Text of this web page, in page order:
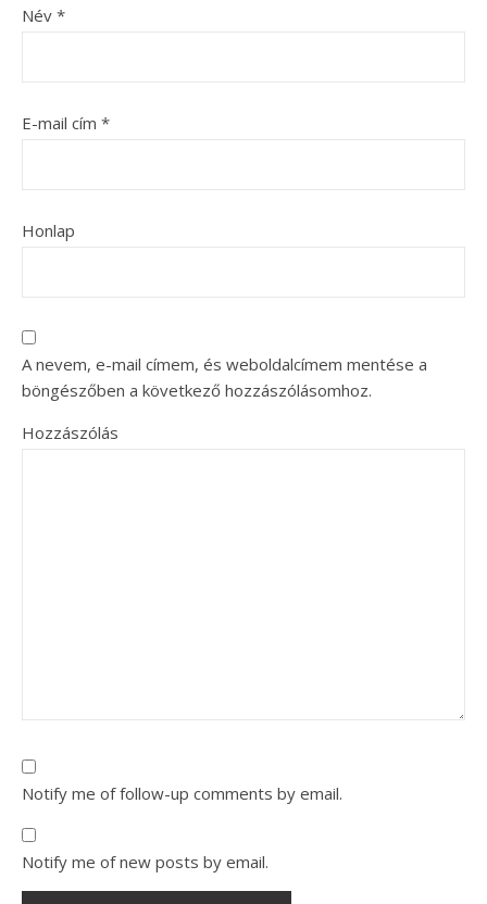
Név *
E-mail cím *
Honlap
A nevem, e-mail címem, és weboldalcímem mentése a
böngészőben a következő hozzászólásomhoz.
Hozzászólás
Notify me of follow-up comments by email.
Notify me of new posts by email.